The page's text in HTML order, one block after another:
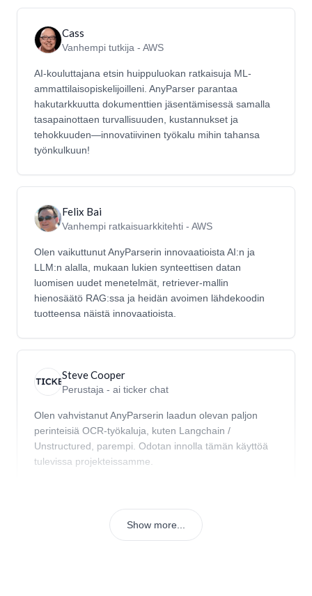
Cass
Vanhempi tutkija - AWS
AI-kouluttajana etsin huippuluokan ratkaisuja ML-
ammattilaisopiskelijoilleni. AnyParser parantaa
hakutarkkuutta dokumenttien jäsentämisessä samalla
tasapainottaen turvallisuuden, kustannukset ja
tehokkuuden—innovatiivinen työkalu mihin tahansa
työnkulkuun!
Felix Bai
Vanhempi ratkaisuarkkitehti - AWS
Olen vaikuttunut AnyParserin innovaatioista AI:n ja
LLM:n alalla, mukaan lukien synteettisen datan
luomisen uudet menetelmät, retriever-mallin
hienosäätö RAG:ssa ja heidän avoimen lähdekoodin
tuotteensa näistä innovaatioista.
Steve Cooper
Perustaja - ai ticker chat
Olen vahvistanut AnyParserin laadun olevan paljon
perinteisiä OCR-työkaluja, kuten Langchain /
Unstructured, parempi. Odotan innolla tämän käyttöä
tulevissa projekteissamme.
Show more...